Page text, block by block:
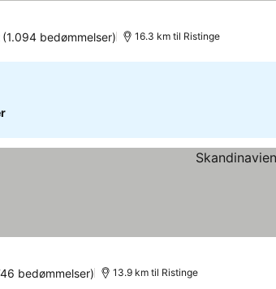
(1.094 bedømmelser) 16.3 km til Ristinge
bedømmelser) 13.9 km til Ristinge